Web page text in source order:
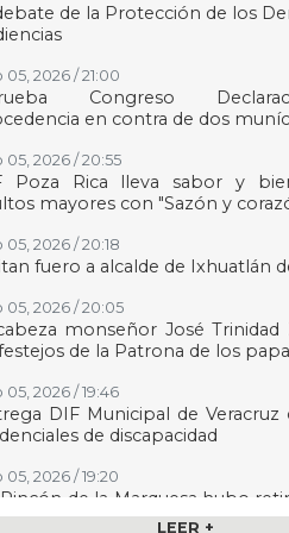
de la Protección de los
05, 2026 / 21:00
Congreso
en contra de dos
05, 2026 / 20:55
Poza Rica lleva sabor y
mayores con "Sazón y
05, 2026 / 20:18
fuero a alcalde de Ixhuatlán
05, 2026 / 20:05
monseñor José Trinidad
de la Patrona de los
05, 2026 / 19:46
DIF Municipal de Veracruz
de discapacidad
05, 2026 / 19:20
de la Marquesa hubo
representar riesgos; no es tala
LEER +